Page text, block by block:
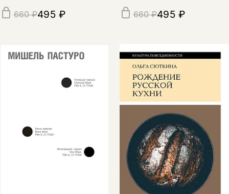
660 ₽495 ₽ 660 ₽495 ₽